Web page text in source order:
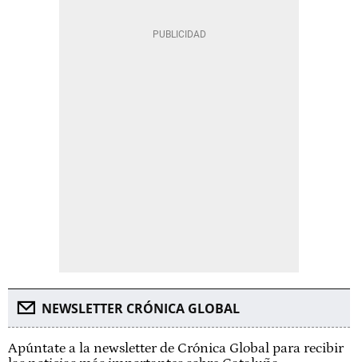
NEWSLETTER CRÓNICA GLOBAL
Apúntate a la newsletter de Crónica Global para recibir